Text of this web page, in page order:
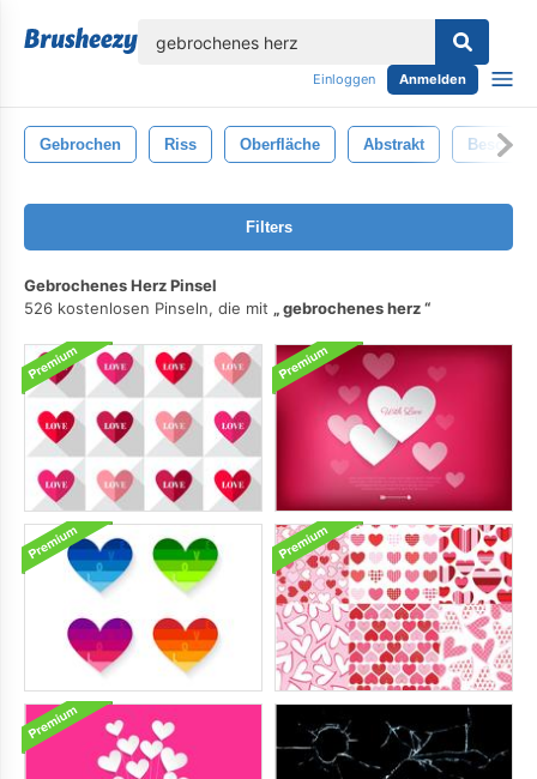
Einloggen Anmelden
Gebrochen Riss Oberfläche Abstrakt
Filters
Gebrochenes Herz Pinsel
526 kostenlosen Pinseln, die mit
gebrochenes herz